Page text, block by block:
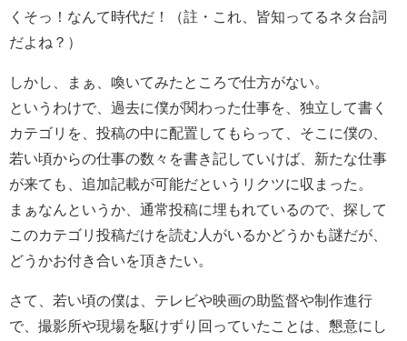
くそっ！なんて時代だ！（註・これ、皆知ってるネタ台詞
だよね？）
しかし、まぁ、喚いてみたところで仕方がない。
というわけで、過去に僕が関わった仕事を、独立して書く
カテゴリを、投稿の中に配置してもらって、そこに僕の、
若い頃からの仕事の数々を書き記していけば、新たな仕事
が来ても、追加記載が可能だというリクツに収まった。
まぁなんというか、通常投稿に埋もれているので、探して
このカテゴリ投稿だけを読む人がいるかどうかも謎だが、
どうかお付き合いを頂きたい。
さて、若い頃の僕は、テレビや映画の助監督や制作進行
で、撮影所や現場を駆けずり回っていたことは、懇意にし